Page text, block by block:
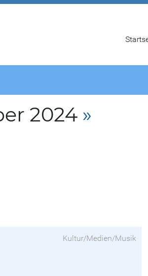
2024 »
Kultur/Medien/Musik